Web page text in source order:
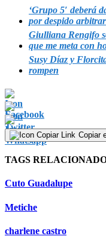
‘Grupo 5′ deberá
por despido
Giulliana Rengifo
que me meta con
Susy Díaz y
rompen
Copiar
TAGS
Cuto Guadalupe
Metiche
charlene castro